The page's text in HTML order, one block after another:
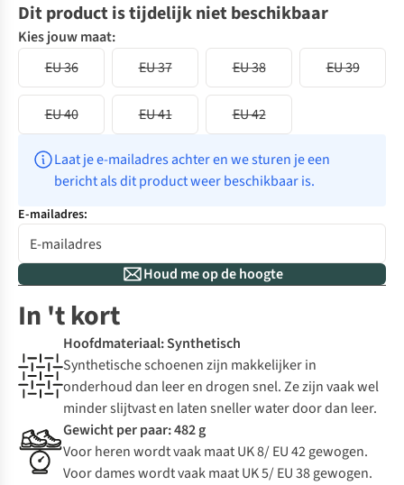
Dit product is tijdelijk niet beschikbaar
Kies jouw maat:
EU 36
EU 37 EU 38 EU 39
EU 40 EU 41 EU 42
Laat je e-mailadres achter en we sturen je een
bericht als dit product weer beschikbaar is.
E-mailadres:
Houd me op de hoogte
In 't kort
Hoofdmateriaal: Synthetisch
Synthetische schoenen zijn makkelijker in
onderhoud dan leer en drogen snel. Ze zijn vaak wel
minder slijtvast en laten sneller water door dan leer.
Gewicht per paar: 482 g
Voor heren wordt vaak maat UK 8/ EU 42 gewogen.
Voor dames wordt vaak maat UK 5/ EU 38 gewogen.